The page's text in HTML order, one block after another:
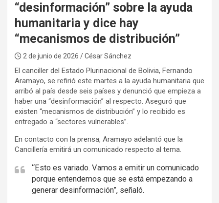
“desinformación” sobre la ayuda
humanitaria y dice hay
“mecanismos de distribución”
2 de junio de 2026 / César Sánchez
El canciller del Estado Plurinacional de Bolivia, Fernando
Aramayo, se refirió este martes a la ayuda humanitaria que
arribó al país desde seis países y denunció que empieza a
haber una “desinformación” al respecto. Aseguró que
existen “mecanismos de distribución” y lo recibido es
entregado a “sectores vulnerables”.
En contacto con la prensa, Aramayo adelantó que la
Cancillería emitirá un comunicado respecto al tema.
“Esto es variado. Vamos a emitir un comunicado
porque entendemos que se está empezando a
generar desinformación”, señaló.